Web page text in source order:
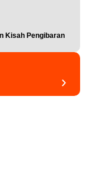
Kisah Pengibaran